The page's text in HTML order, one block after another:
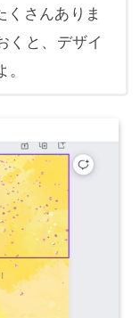
くさんありま
くと、デザイ